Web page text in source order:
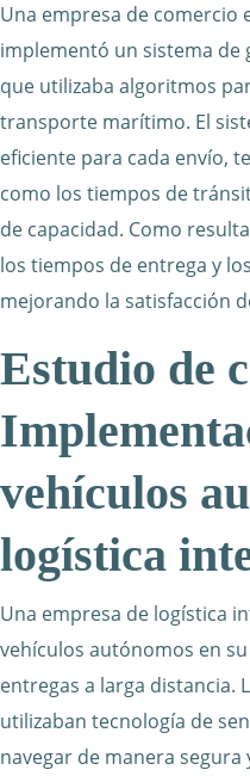
Una empresa de
implementó un sistema de
que utilizaba algoritmos
transporte marítimo. El
eficiente para cada envío,
como los tiempos de
de capacidad. Como
los tiempos de entrega y
mejorando la satisfacción
Estudio de
vehículos
logística
Una empresa de logística
vehículos autónomos en
entregas a larga distancia.
utilizaban tecnología de
navegar de manera